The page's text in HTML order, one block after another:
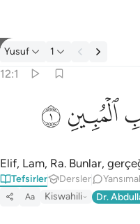
Tefsir: Yusuf 12:1
Yusuf 1
12:1
الر تلك ايات الكتاب المبين ١
ءَايَـٰتُ ٱلْكِتَـٰبِ ٱلْمُبِينِ ١
ﲗﲘ
Elif, Lam, Ra. Bunlar,
Tefsirler Dersler
Aa Kiswahili Dr.